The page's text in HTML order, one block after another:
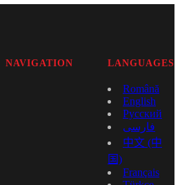
NAVIGATION LANGUAGES
Română
English
Русский
فارسی
中文 (中
国)
Français